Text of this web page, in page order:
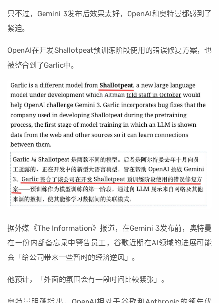
只不过，Gemini 3发布后效果太好，OpenAI和奥特曼都感到了
紧迫。
OpenAI在开发Shallotpeat预训练阶段使用的错误修复方案，也
被整合到了Garlic中。
据外媒《The Information》报道，在Gemini 3发布前，奥特曼
在一份内部备忘录中警告员工，谷歌近期在AI领域的进展可能
会「给公司带来一些暂时的经济逆风」。
他预计，「外面的氛围会有一段时间比较紧张」。